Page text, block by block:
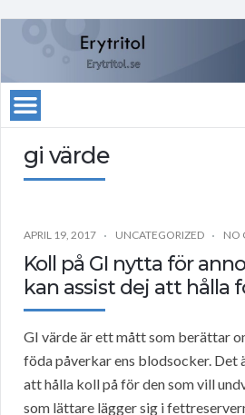
gi värde
APRIL 19, 2017 UNCATEGORIZED NO
Koll på GI nytta för
kan assist dej att hålla
GI värde är ett mått som berättar
föda påverkar ens blodsocker. Det
att hålla koll på för den som vill
som lättare lägger sig i